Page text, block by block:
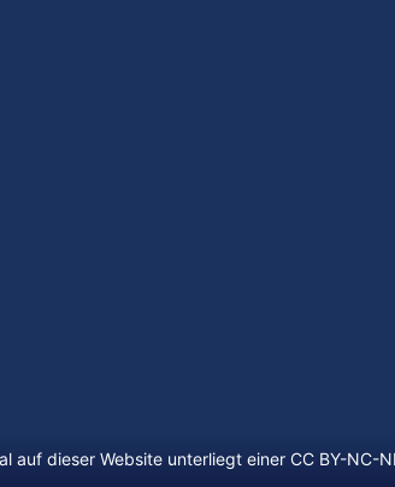
auf dieser Website unterliegt einer CC BY-NC-